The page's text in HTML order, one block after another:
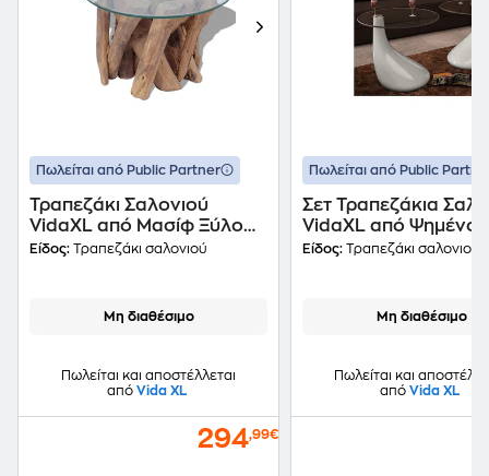
Πωλείται από Public Partner
Τραπεζάκι Σαλονιού
VidaXL από Μασίφ Ξύλο
Teak 50x40cm - Καφέ
Είδος: Τραπεζάκι σαλονιού
Μη διαθέσιμο
Πωλείται και αποστέλλεται
από Vida XL
294,99€
Πωλείται από Public
Σετ Τραπεζάκια
VidaXL από Ψημένο
42x55cm 2 Τμχ -
Είδος: Τραπεζάκι σαλονιού
Μη διαθέσιμο
Πωλείται και
από Vida XL